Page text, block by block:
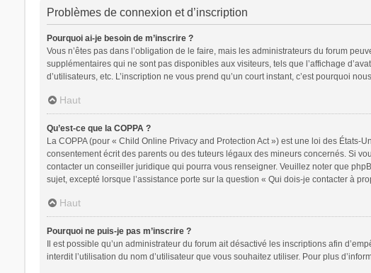
Problèmes de connexion et d’inscription
Pourquoi ai-je besoin de m’inscrire ?
Vous n’êtes pas dans l’obligation de le faire, mais les administrateurs du forum
supplémentaires qui ne sont pas disponibles aux visiteurs, tels que l’affichage
d’utilisateurs, etc. L’inscription ne vous prend qu’un court instant, c’est pourquoi
Haut
Qu’est-ce que la COPPA ?
La COPPA (pour « Child Online Privacy and Protection Act ») est une loi des
consentement écrit des parents ou des tuteurs légaux des mineurs concernés. Si
contacter un conseiller juridique qui pourra vous renseigner. Veuillez noter que
sujet, excepté lorsque l’assistance porte sur la question « Qui dois-je contacter à
Haut
Pourquoi ne puis-je pas m’inscrire ?
Il est possible qu’un administrateur du forum ait désactivé les inscriptions afin
interdit l’utilisation du nom d’utilisateur que vous souhaitez utiliser. Pour plus